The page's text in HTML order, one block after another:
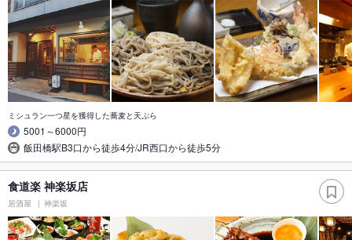
ミシュラン一つ星を獲得した蕎麦と天ぷら
5001～6000円
飯田橋駅B3口から徒歩4分/JR西口から徒歩5分
食道楽 神楽坂店
居酒屋 神楽坂